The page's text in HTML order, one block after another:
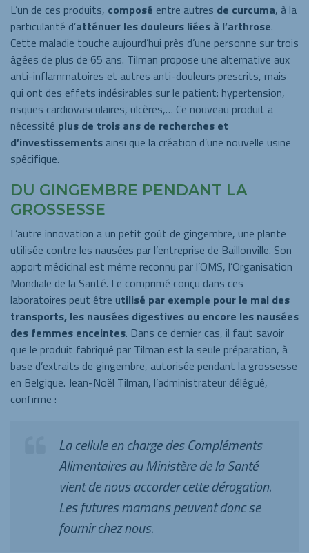
L’un de ces produits, composé entre autres de curcuma, à la
particularité d’atténuer les douleurs liées à l’arthrose.
Cette maladie touche aujourd’hui près d’une personne sur trois
âgées de plus de 65 ans. Tilman propose une alternative aux
anti-inflammatoires et autres anti-douleurs prescrits, mais
qui ont des effets indésirables sur le patient: hypertension,
risques cardiovasculaires, ulcères,… Ce nouveau produit a
nécessité plus de trois ans de recherches et
d’investissements ainsi que la création d’une nouvelle usine
spécifique.
DU GINGEMBRE PENDANT LA
GROSSESSE
L’autre innovation a un petit goût de gingembre, une plante
utilisée contre les nausées par l’entreprise de Baillonville. Son
apport médicinal est même reconnu par l’OMS, l’Organisation
Mondiale de la Santé. Le comprimé conçu dans ces
laboratoires peut être utilisé par exemple pour le mal des
transports, les nausées digestives ou encore les nausées
des femmes enceintes. Dans ce dernier cas, il faut savoir
que le produit fabriqué par Tilman est la seule préparation, à
base d’extraits de gingembre, autorisée pendant la grossesse
en Belgique. Jean-Noël Tilman, l’administrateur délégué,
confirme :
La cellule en charge des Compléments
Alimentaires au Ministère de la Santé
vient de nous accorder cette dérogation.
Les futures mamans peuvent donc se
fournir chez nous.